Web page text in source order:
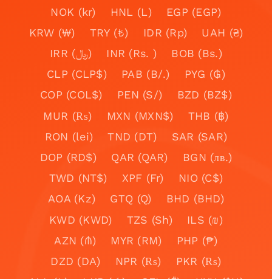
NOK (kr)
HNL (L)
EGP (EGP)
KRW (₩)
TRY (₺) IDR (Rp)
UAH (₴)
IRR (﷼)
INR (Rs. )
BOB (Bs.)
CLP (CLP$)
PAB (B/.)
PYG (₲)
COP (COL$)
PEN (S/)
BZD (BZ$)
MUR (₨)
MXN (MXN$)
THB (฿)
RON (lei)
TND (DT)
SAR (SAR)
DOP (RD$)
QAR (QAR)
BGN (лв.)
TWD (NT$)
XPF (Fr)
NIO (C$)
AOA (Kz)
GTQ (Q)
BHD (BHD)
KWD (KWD)
TZS (Sh)
ILS (₪)
AZN (₼)
MYR (RM)
PHP (₱)
DZD (DA)
NPR (₨)
PKR (₨)